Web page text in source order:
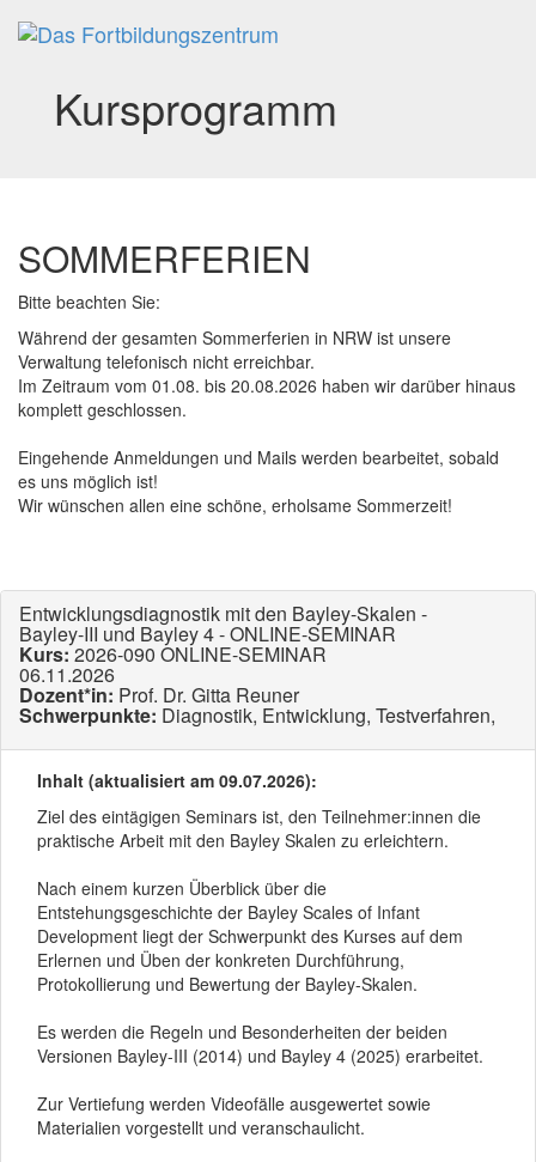
Kursprogramm
SOMMERFERIEN
Bitte beachten Sie:
Während der gesamten Sommerferien in NRW ist unsere
Verwaltung telefonisch nicht erreichbar.
Im Zeitraum vom 01.08. bis 20.08.2026 haben wir darüber hinaus
komplett geschlossen.
Eingehende Anmeldungen und Mails werden bearbeitet, sobald
es uns möglich ist!
Wir wünschen allen eine schöne, erholsame Sommerzeit!
Entwicklungsdiagnostik mit den Bayley-Skalen -
Bayley-III und Bayley 4 - ONLINE-SEMINAR
Kurs:2026-090 ONLINE-SEMINAR
06.11.2026
Dozent*in: Prof. Dr. Gitta Reuner
Schwerpunkte: Diagnostik, Entwicklung, Testverfahren,
Inhalt (aktualisiert am 09.07.2026):
Ziel des eintägigen Seminars ist, den Teilnehmer:innen die
praktische Arbeit mit den Bayley Skalen zu erleichtern.
Nach einem kurzen Überblick über die
Entstehungsgeschichte der Bayley Scales of Infant
Development liegt der Schwerpunkt des Kurses auf dem
Erlernen und Üben der konkreten Durchführung,
Protokollierung und Bewertung der Bayley-Skalen.
Es werden die Regeln und Besonderheiten der beiden
Versionen Bayley-III (2014) und Bayley 4 (2025) erarbeitet.
Zur Vertiefung werden Videofälle ausgewertet sowie
Materialien vorgestellt und veranschaulicht.